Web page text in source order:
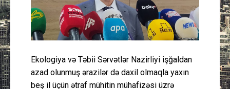
İdman
Layihə
Gündəm
Cəmiyyət
Ekologiya və Təbii Sərvətlər Nazirliyi işğaldan
azad olunmuş ərazilər də daxil olmaqla yaxın
beş il üçün ətraf mühitin mühafizəsi üzrə